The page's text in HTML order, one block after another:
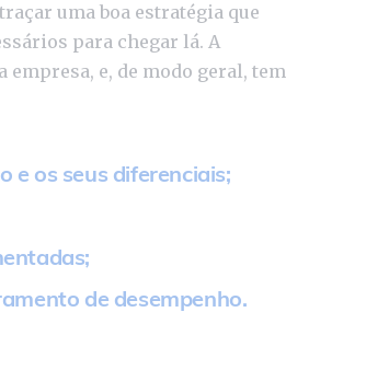
uma boa estratégia que
para chegar lá. A
empresa, e, de modo geral, tem
e os seus diferenciais;
de desempenho.